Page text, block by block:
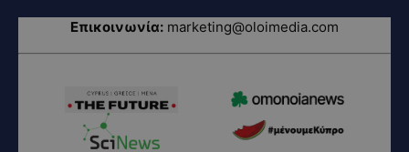
Επικοινωνία: marketing@oloimedia.com